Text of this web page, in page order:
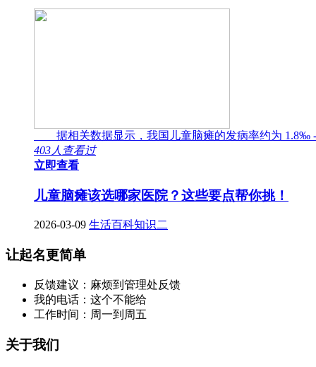
据相关数据显示，我国儿童脑瘫的发病率约为 1.8‰
403人查看过
立即查看
儿童脑瘫该选哪家医院？这些要点帮你挑！
2026-03-09 生活百科知识二
让起名更简单
反馈建议：麻烦到管理处反馈
我的电话：这个不能给
工作时间：周一到周五
关于我们